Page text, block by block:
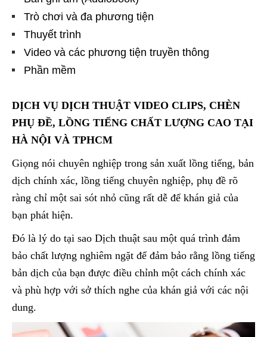
Trò chơi và đa phương tiện
Thuyết trình
Video và các phương tiện truyền thông
Phần mềm
DỊCH VỤ DỊCH THUẬT VIDEO CLIPS, CHÈN
PHỤ ĐỀ, LỒNG TIẾNG CHẤT LƯỢNG CAO TẠI
HÀ NỘI VÀ TPHCM
Giọng nói chuyên nghiệp trong sản xuất lồng tiếng, bản
dịch chính xác, lồng tiếng chuyên nghiệp, phụ đề rõ
ràng chỉ một sai sót nhỏ cũng rất dễ để khán giả của
bạn phát hiện.
Đó là lý do tại sao Dịch thuật sau một quá trình đảm
bảo chất lượng nghiêm ngặt để đảm bảo rằng lồng tiếng
bản dịch của bạn được điều chỉnh một cách chính xác
và phù hợp với sở thích nghe của khán giả với các nội
dung.